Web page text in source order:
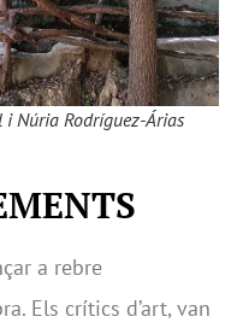
i Núria Rodríguez-Árias
a rebre
Els crítics d’art, van